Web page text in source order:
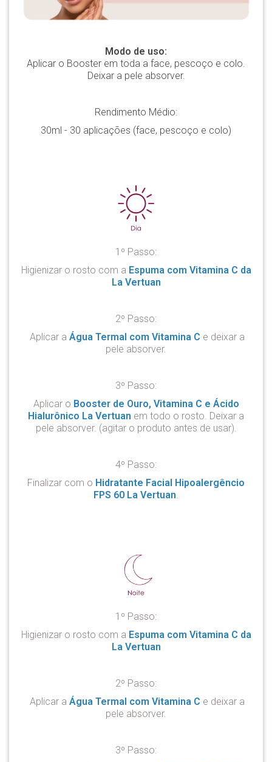
Modo de uso:
Aplicar o Booster em toda a face, pescoço e colo.
Deixar a pele absorver.
Rendimento Médio:
30ml - 30 aplicações (face, pescoço e colo)
1º Passo:
Higienizar o rosto com a Espuma com Vitamina C da
La Vertuan
2º Passo:
Aplicar a Água Termal com Vitamina C e deixar a
pele absorver.
3º Passo:
Aplicar o Booster de Ouro, Vitamina C e Ácido
Hialurônico La Vertuan em todo o rosto. Deixar a
pele absorver. (agitar o produto antes de usar).
4º Passo:
Finalizar com o Hidratante Facial Hipoalergêncio
FPS 60 La Vertuan.
1º Passo:
Higienizar o rosto com a Espuma com Vitamina C da
La Vertuan
2º Passo:
Aplicar a Água Termal com Vitamina C e deixar a
pele absorver.
3º Passo: